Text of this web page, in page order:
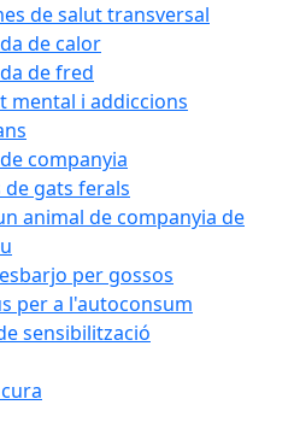
de salut transversal
de calor
de fred
mental i addiccions
companyia
de gats ferals
animal de companyia de
per gossos
per a l'autoconsum
sensibilització